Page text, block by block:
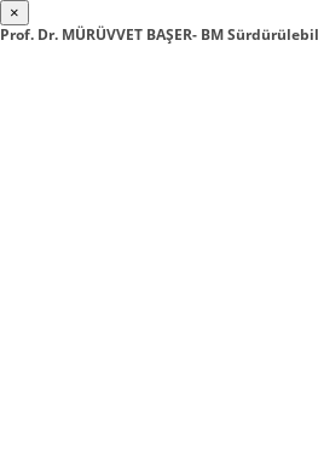
×
Prof. Dr. MÜRÜVVET BAŞER- BM